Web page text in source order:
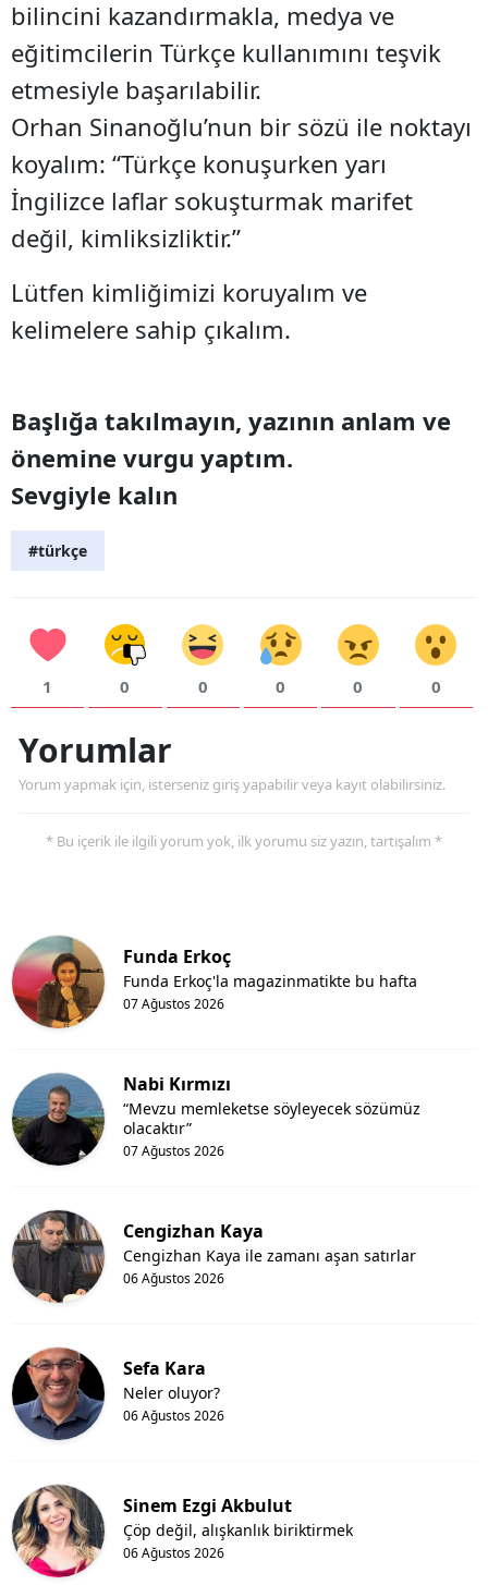
bilincini kazandırmakla, medya ve
eğitimcilerin Türkçe kullanımını teşvik
etmesiyle başarılabilir.
Orhan Sinanoğlu’nun bir sözü ile noktayı
koyalım: “Türkçe konuşurken yarı
İngilizce laflar sokuşturmak marifet
değil, kimliksizliktir.”
Lütfen kimliğimizi koruyalım ve
kelimelere sahip çıkalım.
Başlığa takılmayın, yazının anlam ve
önemine vurgu yaptım.
Sevgiyle kalın
#türkçe
1 0 0 0 0 0
Yorumlar
Yorum yapmak için, isterseniz giriş yapabilir veya kayıt olabilirsiniz.
* Bu içerik ile ilgili yorum yok, ilk yorumu siz yazın, tartışalım *
Funda Erkoç
07 Ağustos 2026
Funda Erkoç'la magazinmatikte bu hafta
Nabi Kırmızı
07 Ağustos 2026
“Mevzu memleketse söyleyecek sözümüz
olacaktır”
Cengizhan Kaya
06 Ağustos 2026
Cengizhan Kaya ile zamanı aşan satırlar
Sefa Kara
06 Ağustos 2026
Neler oluyor?
Sinem Ezgi Akbulut
06 Ağustos 2026
Çöp değil, alışkanlık biriktirmek